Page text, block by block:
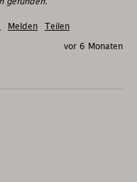
gefunden.
Melden Teilen
vor 6 Monaten